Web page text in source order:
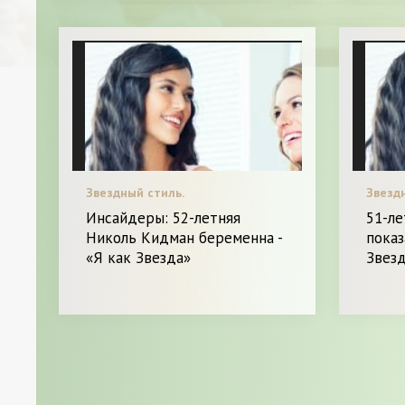
Звездный стиль.
Инсайдеры: 52-летняя
Николь Кидман беременна -
«Я как Звезда»
51-